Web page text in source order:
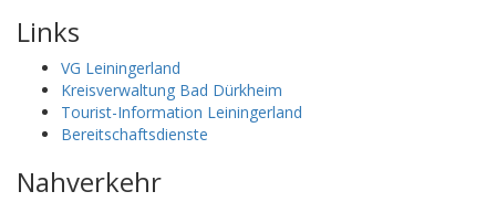
Links
VG Leiningerland
Kreisverwaltung Bad Dürkheim
Tourist-Information Leiningerland
Bereitschaftsdienste
Nahverkehr